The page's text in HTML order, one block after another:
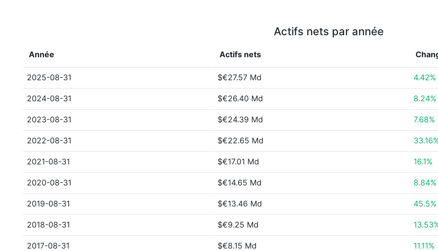
Actifs nets par année
Année Actifs nets
2025-08-31 $€27.57 Md 4.42%
2024-08-31 $€26.40 Md 8.24%
2023-08-31 $€24.39 Md 7.68%
2022-08-31 $€22.65 Md
2021-08-31 $€17.01 Md 16.1%
2020-08-31 $€14.65 Md 8.84%
2019-08-31 $€13.46 Md 45.5%
2018-08-31 $€9.25 Md
2017-08-31 $€8.15 Md 11.11%